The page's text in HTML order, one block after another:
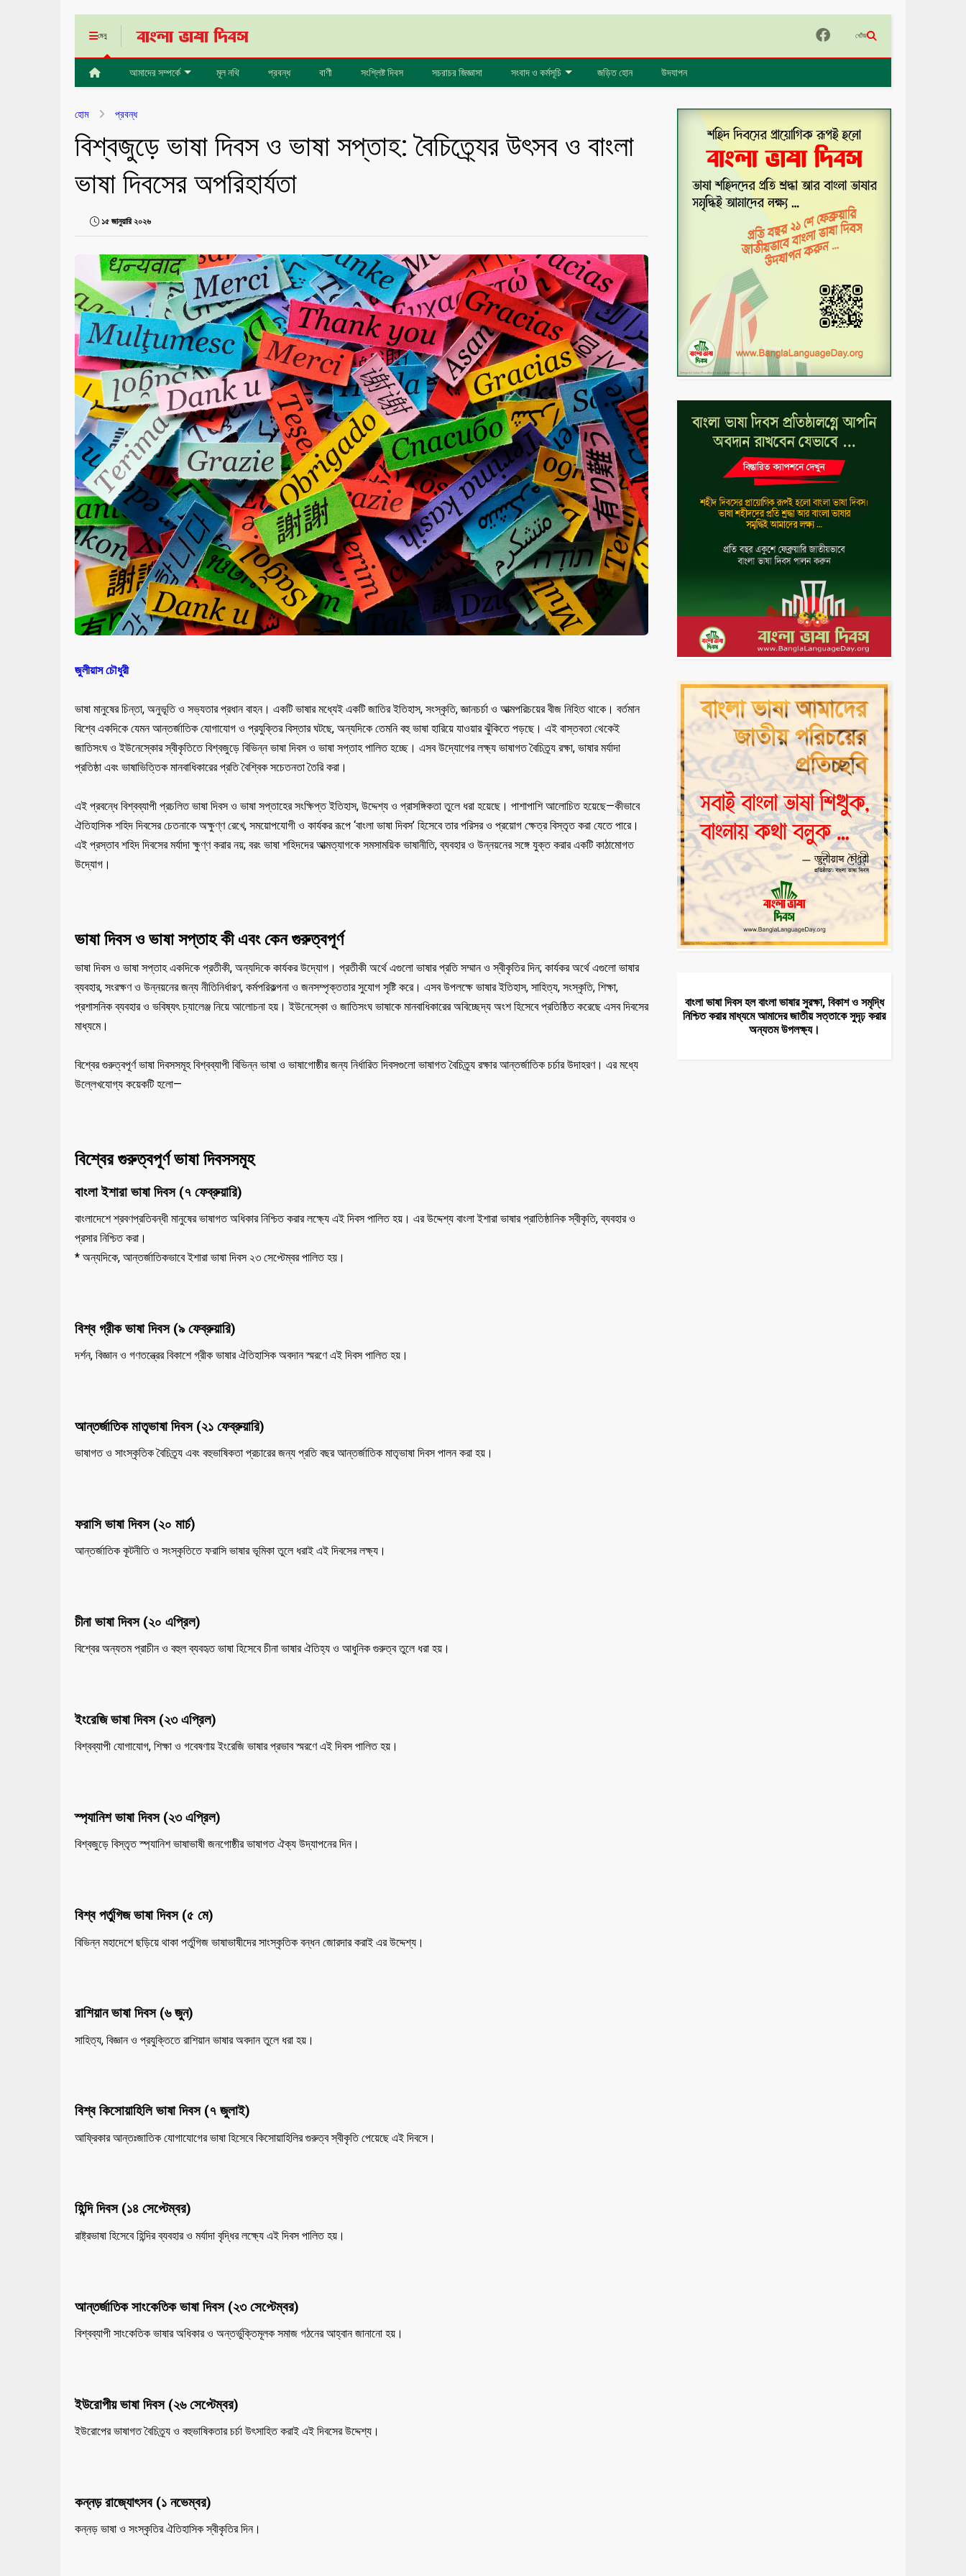
মেনু খোঁজ
আমাদের সম্পর্কে মূল নথি প্রবন্ধ বাণী সংশ্লিষ্ট দিবস সচরাচর জিজ্ঞাসা সংবাদ ও কর্মসূচি জড়িত হোন উদযাপন
হোম প্রবন্ধ
বিশ্বজুড়ে ভাষা দিবস ও ভাষা সপ্তাহ: বৈচিত্র্যের উৎসব ও বাংলা
ভাষা দিবসের অপরিহার্যতা
১৫ জানুয়ারি ২০২৬
জুলীয়াস চৌধুরী
ভাষা মানুষের চিন্তা, অনুভূতি ও সভ্যতার প্রধান বাহন। একটি ভাষার মধ্যেই একটি জাতির ইতিহাস, সংস্কৃতি, জ্ঞানচর্চা ও আত্মপরিচয়ের বীজ নিহিত থাকে। বর্তমান
বিশ্বে একদিকে যেমন আন্তর্জাতিক যোগাযোগ ও প্রযুক্তির বিস্তার ঘটছে, অন্যদিকে তেমনি বহু ভাষা হারিয়ে যাওয়ার ঝুঁকিতে পড়ছে। এই বাস্তবতা থেকেই
জাতিসংঘ ও ইউনেস্কোর স্বীকৃতিতে বিশ্বজুড়ে বিভিন্ন ভাষা দিবস ও ভাষা সপ্তাহ পালিত হচ্ছে। এসব উদ্যোগের লক্ষ্য ভাষাগত বৈচিত্র্য রক্ষা, ভাষার মর্যাদা
প্রতিষ্ঠা এবং ভাষাভিত্তিক মানবাধিকারের প্রতি বৈশ্বিক সচেতনতা তৈরি করা।
এই প্রবন্ধে বিশ্বব্যাপী প্রচলিত ভাষা দিবস ও ভাষা সপ্তাহের সংক্ষিপ্ত ইতিহাস, উদ্দেশ্য ও প্রাসঙ্গিকতা তুলে ধরা হয়েছে। পাশাপাশি আলোচিত হয়েছে—কীভাবে
ঐতিহাসিক শহিদ দিবসের চেতনাকে অক্ষুণ্ণ রেখে, সময়োপযোগী ও কার্যকর রূপে ‘বাংলা ভাষা দিবস’ হিসেবে তার পরিসর ও প্রয়োগ ক্ষেত্র বিস্তৃত করা যেতে পারে।
এই প্রস্তাব শহিদ দিবসের মর্যাদা ক্ষুণ্ণ করার নয়; বরং ভাষা শহিদদের আত্মত্যাগকে সমসাময়িক ভাষানীতি, ব্যবহার ও উন্নয়নের সঙ্গে যুক্ত করার একটি কাঠামোগত
উদ্যোগ।
ভাষা দিবস ও ভাষা সপ্তাহ কী এবং কেন গুরুত্বপূর্ণ
ভাষা দিবস ও ভাষা সপ্তাহ একদিকে প্রতীকী, অন্যদিকে কার্যকর উদ্যোগ। প্রতীকী অর্থে এগুলো ভাষার প্রতি সম্মান ও স্বীকৃতির দিন; কার্যকর অর্থে এগুলো ভাষার
ব্যবহার, সংরক্ষণ ও উন্নয়নের জন্য নীতিনির্ধারণ, কর্মপরিকল্পনা ও জনসম্পৃক্ততার সুযোগ সৃষ্টি করে। এসব উপলক্ষে ভাষার ইতিহাস, সাহিত্য, সংস্কৃতি, শিক্ষা,
প্রশাসনিক ব্যবহার ও ভবিষ্যৎ চ্যালেঞ্জ নিয়ে আলোচনা হয়। ইউনেস্কো ও জাতিসংঘ ভাষাকে মানবাধিকারের অবিচ্ছেদ্য অংশ হিসেবে প্রতিষ্ঠিত করেছে এসব দিবসের
মাধ্যমে।
বিশ্বের গুরুত্বপূর্ণ ভাষা দিবসসমূহ বিশ্বব্যাপী বিভিন্ন ভাষা ও ভাষাগোষ্ঠীর জন্য নির্ধারিত দিবসগুলো ভাষাগত বৈচিত্র্য রক্ষার আন্তর্জাতিক চর্চার উদাহরণ। এর মধ্যে
উল্লেখযোগ্য কয়েকটি হলো—
বিশ্বের গুরুত্বপূর্ণ ভাষা দিবসসমূহ
বাংলা ইশারা ভাষা দিবস (৭ ফেব্রুয়ারি)
বাংলাদেশে শ্রবণপ্রতিবন্ধী মানুষের ভাষাগত অধিকার নিশ্চিত করার লক্ষ্যে এই দিবস পালিত হয়। এর উদ্দেশ্য বাংলা ইশারা ভাষার প্রাতিষ্ঠানিক স্বীকৃতি, ব্যবহার ও
প্রসার নিশ্চিত করা।
* অন্যদিকে, আন্তর্জাতিকভাবে ইশারা ভাষা দিবস ২৩ সেপ্টেম্বর পালিত হয়।
বিশ্ব গ্রীক ভাষা দিবস (৯ ফেব্রুয়ারি)
দর্শন, বিজ্ঞান ও গণতন্ত্রের বিকাশে গ্রীক ভাষার ঐতিহাসিক অবদান স্মরণে এই দিবস পালিত হয়।
আন্তর্জাতিক মাতৃভাষা দিবস (২১ ফেব্রুয়ারি)
ভাষাগত ও সাংস্কৃতিক বৈচিত্র্য এবং বহুভাষিকতা প্রচারের জন্য প্রতি বছর আন্তর্জাতিক মাতৃভাষা দিবস পালন করা হয়।
ফরাসি ভাষা দিবস (২০ মার্চ)
আন্তর্জাতিক কূটনীতি ও সংস্কৃতিতে ফরাসি ভাষার ভূমিকা তুলে ধরাই এই দিবসের লক্ষ্য।
চীনা ভাষা দিবস (২০ এপ্রিল)
বিশ্বের অন্যতম প্রাচীন ও বহুল ব্যবহৃত ভাষা হিসেবে চীনা ভাষার ঐতিহ্য ও আধুনিক গুরুত্ব তুলে ধরা হয়।
ইংরেজি ভাষা দিবস (২৩ এপ্রিল)
বিশ্বব্যাপী যোগাযোগ, শিক্ষা ও গবেষণায় ইংরেজি ভাষার প্রভাব স্মরণে এই দিবস পালিত হয়।
স্প্যানিশ ভাষা দিবস (২৩ এপ্রিল)
বিশ্বজুড়ে বিস্তৃত স্প্যানিশ ভাষাভাষী জনগোষ্ঠীর ভাষাগত ঐক্য উদ্‌যাপনের দিন।
বিশ্ব পর্তুগিজ ভাষা দিবস (৫ মে)
বিভিন্ন মহাদেশে ছড়িয়ে থাকা পর্তুগিজ ভাষাভাষীদের সাংস্কৃতিক বন্ধন জোরদার করাই এর উদ্দেশ্য।
রাশিয়ান ভাষা দিবস (৬ জুন)
সাহিত্য, বিজ্ঞান ও প্রযুক্তিতে রাশিয়ান ভাষার অবদান তুলে ধরা হয়।
বিশ্ব কিসোয়াহিলি ভাষা দিবস (৭ জুলাই)
আফ্রিকার আন্তঃজাতিক যোগাযোগের ভাষা হিসেবে কিসোয়াহিলির গুরুত্ব স্বীকৃতি পেয়েছে এই দিবসে।
হিন্দি দিবস (১৪ সেপ্টেম্বর)
রাষ্ট্রভাষা হিসেবে হিন্দির ব্যবহার ও মর্যাদা বৃদ্ধির লক্ষ্যে এই দিবস পালিত হয়।
আন্তর্জাতিক সাংকেতিক ভাষা দিবস (২৩ সেপ্টেম্বর)
বিশ্বব্যাপী সাংকেতিক ভাষার অধিকার ও অন্তর্ভুক্তিমূলক সমাজ গঠনের আহ্বান জানানো হয়।
ইউরোপীয় ভাষা দিবস (২৬ সেপ্টেম্বর)
ইউরোপের ভাষাগত বৈচিত্র্য ও বহুভাষিকতার চর্চা উৎসাহিত করাই এই দিবসের উদ্দেশ্য।
কন্নড় রাজ্যোৎসব (১ নভেম্বর)
কন্নড় ভাষা ও সংস্কৃতির ঐতিহাসিক স্বীকৃতির দিন।
বাংলা ভাষা দিবস হল বাংলা ভাষার সুরক্ষা, বিকাশ ও সমৃদ্ধি
নিশ্চিত করার মাধ্যমে আমাদের জাতীয় সত্তাকে সুদৃঢ় করার
অন্যতম উপলক্ষ্য।